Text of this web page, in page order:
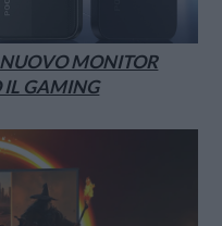
MONITOR
IL GAMING